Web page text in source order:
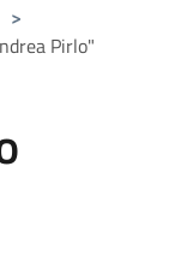
>
Pirlo"